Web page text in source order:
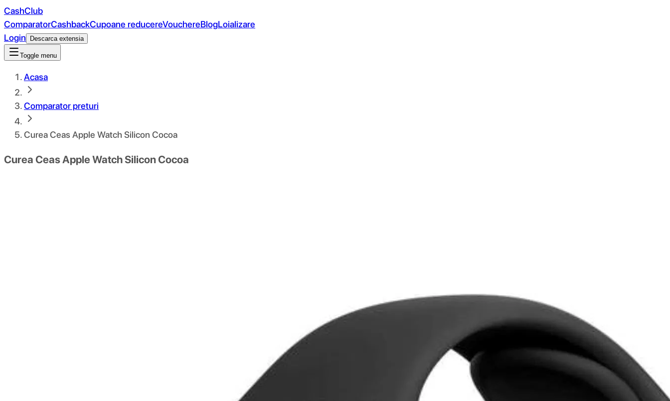
CashClub
ComparatorCashbackCupoane reducereVouchereBlogLoializare
Login
Descarca extensia
Toggle menu
Acasa
Comparator preturi
Curea Ceas Apple Watch Silicon Cocoa
Curea Ceas Apple Watch Silicon Cocoa